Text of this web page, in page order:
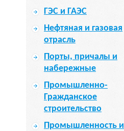
ГЭС и ГАЭС
Нефтяная и газовая
отрасль
Порты, причалы и
набережные
Промышленно-
Гражданское
строительство
Промышленность и